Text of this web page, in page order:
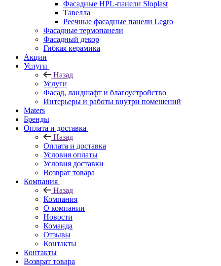
Фасадные HPL-панели Sloplast
Тавелла
Реечные фасадные панели Legro
Фасадные термопанели
Фасадный декор
Гибкая керамика
Акции
Услуги
Назад
Услуги
Фасад, ландшафт и благоустройство
Интерьеры и работы внутри помещений
Maters
Бренды
Оплата и доставка
Назад
Оплата и доставка
Условия оплаты
Условия доставки
Возврат товара
Компания
Назад
Компания
О компании
Новости
Команда
Отзывы
Контакты
Контакты
Возврат товара